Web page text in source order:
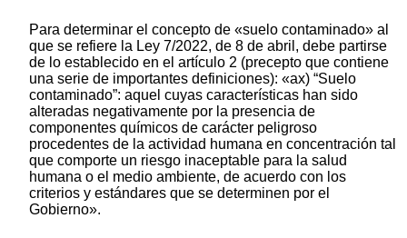
Para determinar el concepto de «suelo contaminado» al
que se refiere la Ley 7/2022, de 8 de abril, debe partirse
de lo establecido en el artículo 2 (precepto que contiene
una serie de importantes definiciones): «ax) “Suelo
contaminado”: aquel cuyas características han sido
alteradas negativamente por la presencia de
componentes químicos de carácter peligroso
procedentes de la actividad humana en concentración tal
que comporte un riesgo inaceptable para la salud
humana o el medio ambiente, de acuerdo con los
criterios y estándares que se determinen por el
Gobierno».